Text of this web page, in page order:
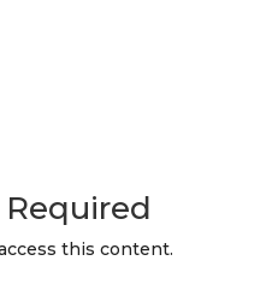
this content.